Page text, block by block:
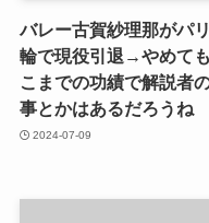
バレー古賀紗理那がパ
輪で現役引退→やめて
こまでの功績で解説者
事とかはあるだろうね
2024-07-09